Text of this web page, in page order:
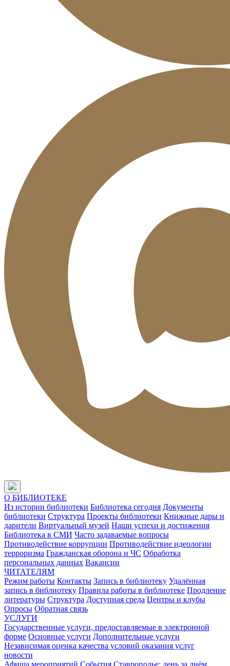
О БИБЛИОТЕКЕ
Из истории библиотеки Библиотека сегодня Документы
библиотеки Структура Проекты библиотеки Книжные дары и
дарители Виртуальный музей Наши успехи и достижения
Библиотека в СМИ Часто задаваемые вопросы
Противодействие коррупции Противодействие идеологии
терроризма Гражданская оборона и ЧС Обработка
персональных данных Вакансии
ЧИТАТЕЛЯМ
Режим работы Контакты Запись в библиотеку Удалённая
запись в библиотеку Правила работы в библиотеке Продление
литературы Структура Доступная среда Центры и клубы
Опросы Обратная связь
УСЛУГИ
Государственные услуги, предоставляемые в электронной
форме Основные услуги Дополнительные услуги
Независимая оценка качества условий оказания услуг
новости
Афиша мероприятий События Ставрополье: день за днём